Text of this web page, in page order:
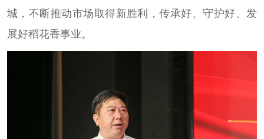
城，不断推动市场取得新胜利，传承好、守护好、发
展好稻花香事业。